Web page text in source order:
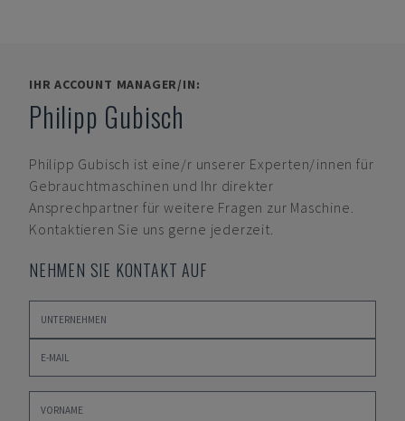
IHR ACCOUNT MANAGER/IN:
Philipp Gubisch
Philipp Gubisch ist eine/r unserer Experten/innen für
Gebrauchtmaschinen und Ihr direkter
Ansprechpartner für weitere Fragen zur Maschine.
Kontaktieren Sie uns gerne jederzeit.
NEHMEN SIE KONTAKT AUF